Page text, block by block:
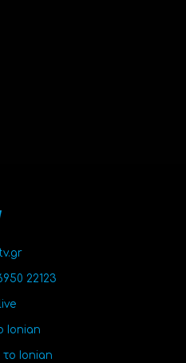
22123
Ionian
το Ionian